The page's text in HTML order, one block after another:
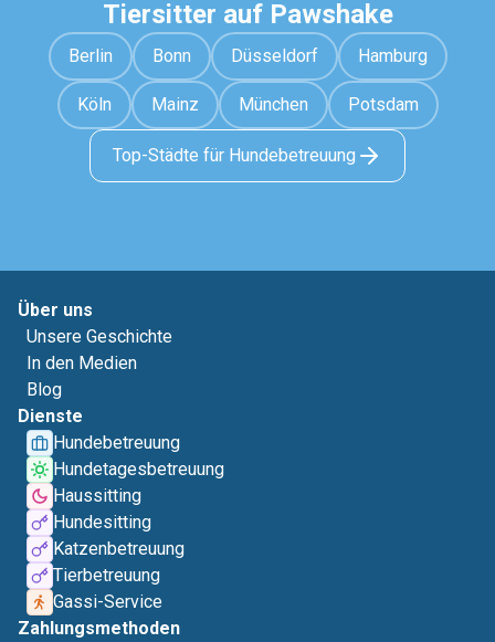
Tiersitter auf Pawshake
Berlin Bonn Düsseldorf Hamburg
Köln Mainz München Potsdam
Top-Städte für Hundebetreuung
Über uns
Unsere Geschichte
In den Medien
Blog
Dienste
Hundebetreuung
Hundetagesbetreuung
Haussitting
Hundesitting
Katzenbetreuung
Tierbetreuung
Gassi-Service
Zahlungsmethoden